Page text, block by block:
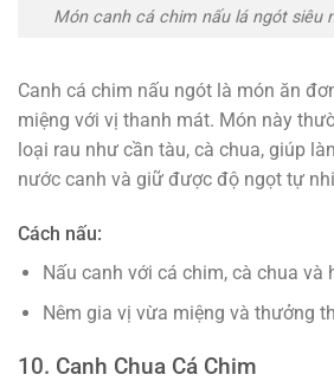
Món canh cá chim nấu lá ngót siêu
Canh cá chim nấu ngót là món ăn
miệng với vị thanh mát. Món này
loại rau như cần tàu, cà chua, giúp
nước canh và giữ được độ ngọt tự
Cách nấu:
Nấu canh với cá chim, cà chua và
Nêm gia vị vừa miệng và thưởng
10. Canh Chua Cá Chim